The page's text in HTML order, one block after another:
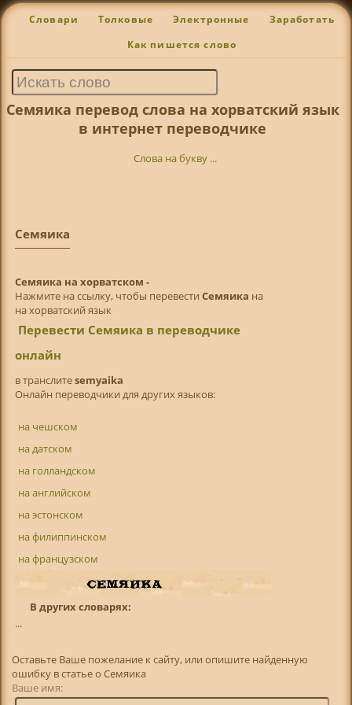
Словари Толковые Электронные Заработать
Как пишется слово
Семяика перевод слова на хорватский язык
в интернет переводчике
Слова на букву ...
Семяика
Семяика на хорватском -
Нажмите на ссылку, чтобы перевести Семяика на
на хорватский язык
Перевести Семяика в переводчике
онлайн
в транслитesemyaika
Онлайн переводчики для других языков:
на чешском
на датском
на голландском
на английском
на эстонском
на филиппинском
на французском
В других словарях:
...
Оставьте Ваше пожелание к сайту, или опишите найденную
ошибку в статье о Семяика
Ваше имя: